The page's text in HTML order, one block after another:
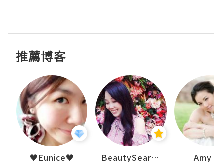
推薦博客
♥Eunice♥ BeautySearch Amy